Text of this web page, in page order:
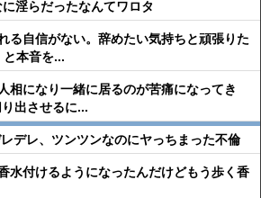
淫らだったなんてワロタ
る自信がない。辞めたい気持ちと頑張りた
本音を...
相になり一緒に居るのが苦痛になってき
出させるに...
デレ、ツンツンなのにヤっちまった不倫
水付けるようになったんだけどもう歩く香